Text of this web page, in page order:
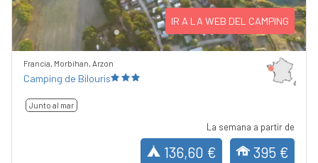
IR A LA WEB DEL CAMPING
Francia, Morbihan, Arzon
Camping de Bilouris
Junto al mar
La semana a partir de
136,60 € 395 €